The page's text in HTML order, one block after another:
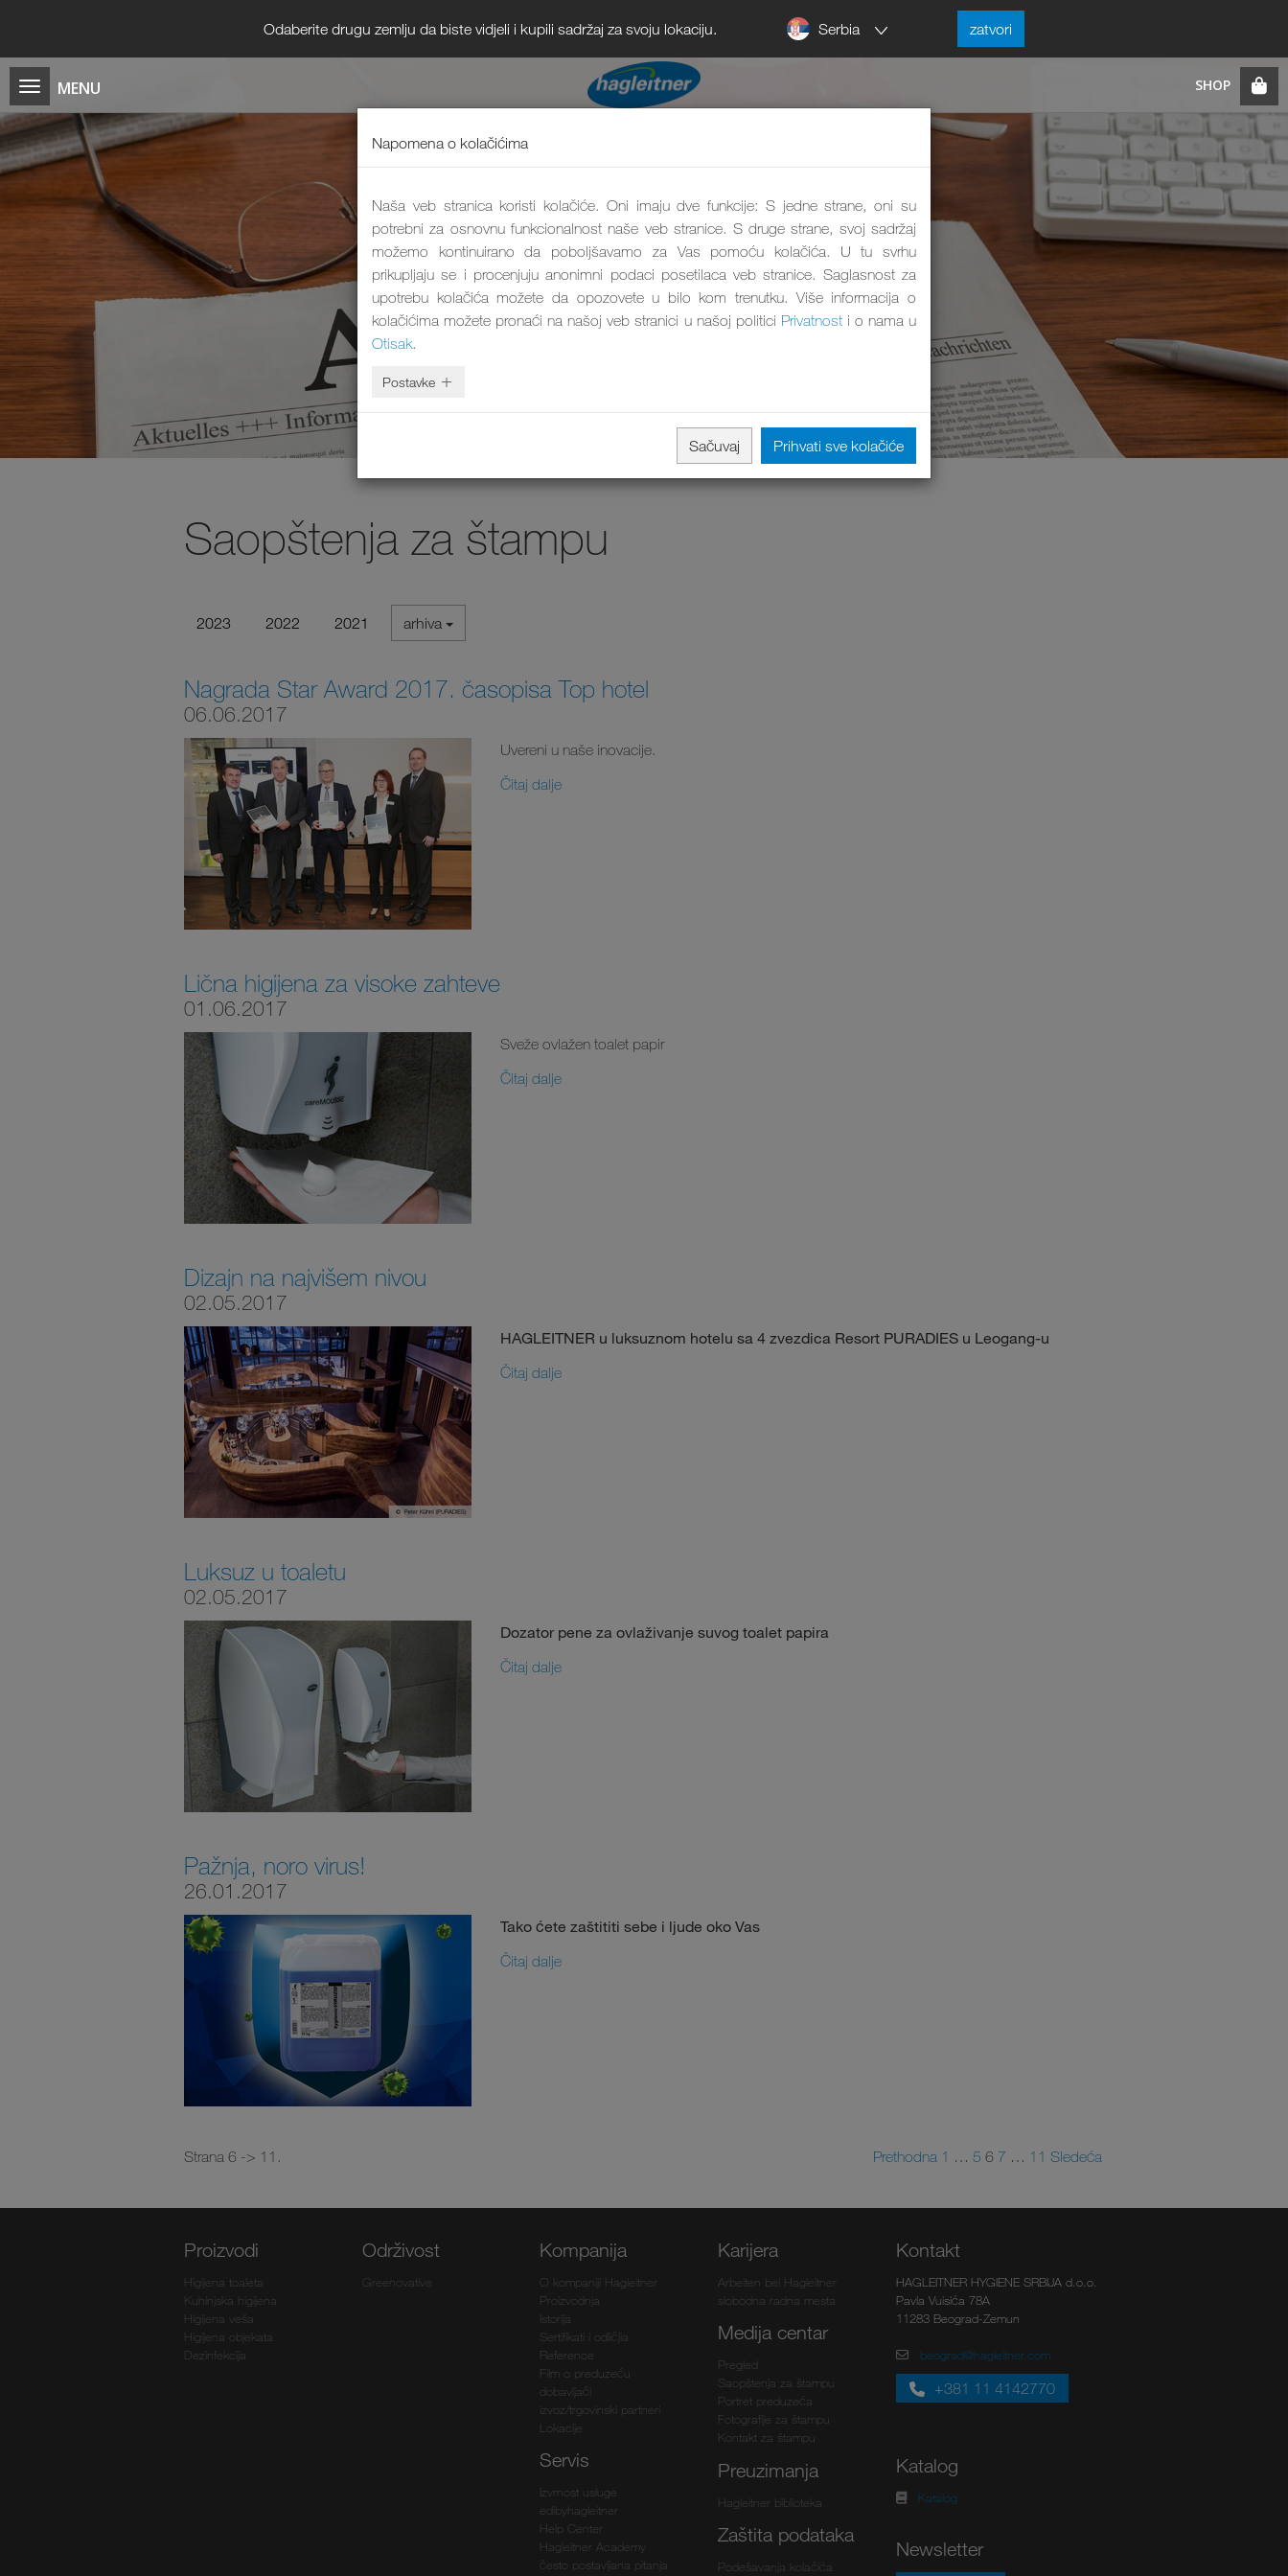
Odaberite drugu zemlju da biste vidjeli i kupili sadržaj za svoju lokaciju. Serbia zatvori
Saopštenja za štampu
2023 2022 2021 arhiva
Nagrada Star Award 2017. časopisa Top hotel
06.06.2017
Uvereni u naše inovacije.
Čitaj dalje
Lična higijena za visoke zahteve
01.06.2017
Sveže ovlažen toalet papir
Čitaj dalje
Dizajn na najvišem nivou
02.05.2017
HAGLEITNER u luksuznom hotelu sa 4 zvezdica Resort PURADIES u Leogang-u
Čitaj dalje
Luksuz u toaletu
02.05.2017
Dozator pene za ovlaživanje suvog toalet papira
Čitaj dalje
Pažnja, noro virus!
26.01.2017
Tako ćete zaštititi sebe i ljude oko Vas
Čitaj dalje
Strana 6 -> 11. Prethodna 1 … 5 6 7 … 11 Sledeća
Proizvodi
Higijena toaleta
Kuhinjska higijena
Higijena veša
Higijena objekata
Dezinfekcija
Održivost
Greenovative
Kompanija
O kompaniji Hagleitner
Proizvodnja
Istorija
Sertifikati i odličjia
Reference
Film o preduzeću
dobavljači
izvoz/trgovinski partneri
Lokacije
Servis
Izvrnost usluge
edibyhagleitner
Help Center
Hagleitner Academy
često postavljana pitanja
Karijera
Arbeiten bei Hagleitner
slobodna radna mesta
Medija centar
Pregled
Saopštenja za štampu
Portret preduzeća
Fotografije za štampu
Kontakt za štampu
Preuzimanja
Hagleitner biblioteka
Zaštita podataka
Podešavanja kolačića
Kontakt
HAGLEITNER HYGIENE SRBIJA d.o.o.
Pavla Vuisića 78A
11283 Beograd-Zemun
beograd@hagleitner.com
+381 11 4142770
Katalog
Katalog
Newsletter
Napomena o kolačićima
Naša veb stranica koristi kolačiće. Oni imaju dve funkcije: S jedne strane, oni su
potrebni za osnovnu funkcionalnost naše veb stranice. S druge strane, svoj sadržaj
možemo kontinuirano da poboljšavamo za Vas pomoću kolačića. U tu svrhu
prikupljaju se i procenjuju anonimni podaci posetilaca veb stranice. Saglasnost za
upotrebu kolačića možete da opozovete u bilo kom trenutku. Više informacija o
kolačićima možete pronaći na našoj veb stranici u našoj politici Privatnosti o nama u
Otisak.
Postavke
Sačuvaj Prihvati sve kolačiće